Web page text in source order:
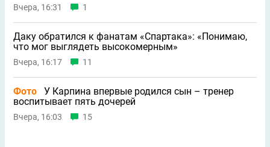
Вчера, 16:31 1
Даку обратился к фанатам «Спартака»: «Понимаю,
что мог выглядеть высокомерным»
Вчера, 16:17 11
Фото
У Карпина впервые родился сын – тренер
воспитывает пять дочерей
Вчера, 16:03 15